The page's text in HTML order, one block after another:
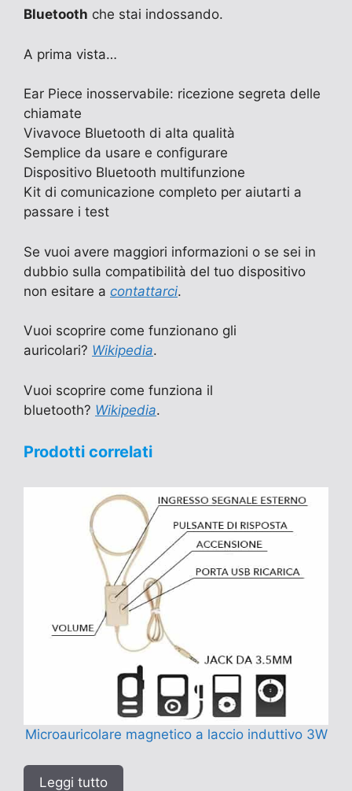
Bluetooth che stai indossando.
A prima vista…
Ear Piece inosservabile: ricezione segreta delle
chiamate
Vivavoce Bluetooth di alta qualità
Semplice da usare e configurare
Dispositivo Bluetooth multifunzione
Kit di comunicazione completo per aiutarti a
passare i test
Se vuoi avere maggiori informazioni o se sei in
dubbio sulla compatibilità del tuo dispositivo
non esitare a contattarci.
Vuoi scoprire come funzionano gli
auricolari? Wikipedia.
Vuoi scoprire come funziona il
bluetooth? Wikipedia.
Prodotti correlati
Microauricolare magnetico a laccio induttivo 3W
Leggi tutto